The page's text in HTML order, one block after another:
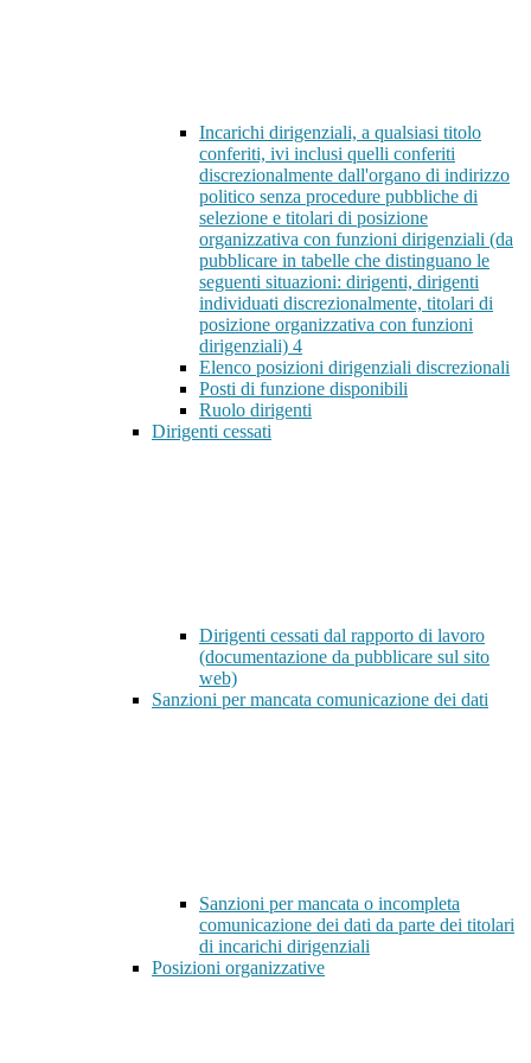
Incarichi dirigenziali, a qualsiasi titolo
conferiti, ivi inclusi quelli conferiti
discrezionalmente dall'organo di indirizzo
politico senza procedure pubbliche di
selezione e titolari di posizione
organizzativa con funzioni dirigenziali (da
pubblicare in tabelle che distinguano le
seguenti situazioni: dirigenti, dirigenti
individuati discrezionalmente, titolari di
posizione organizzativa con funzioni
dirigenziali) 4
Elenco posizioni dirigenziali discrezionali
Posti di funzione disponibili
Ruolo dirigenti
Dirigenti cessati
Dirigenti cessati dal rapporto di lavoro
(documentazione da pubblicare sul sito
web)
Sanzioni per mancata comunicazione dei dati
Sanzioni per mancata o incompleta
comunicazione dei dati da parte dei titolari
di incarichi dirigenziali
Posizioni organizzative